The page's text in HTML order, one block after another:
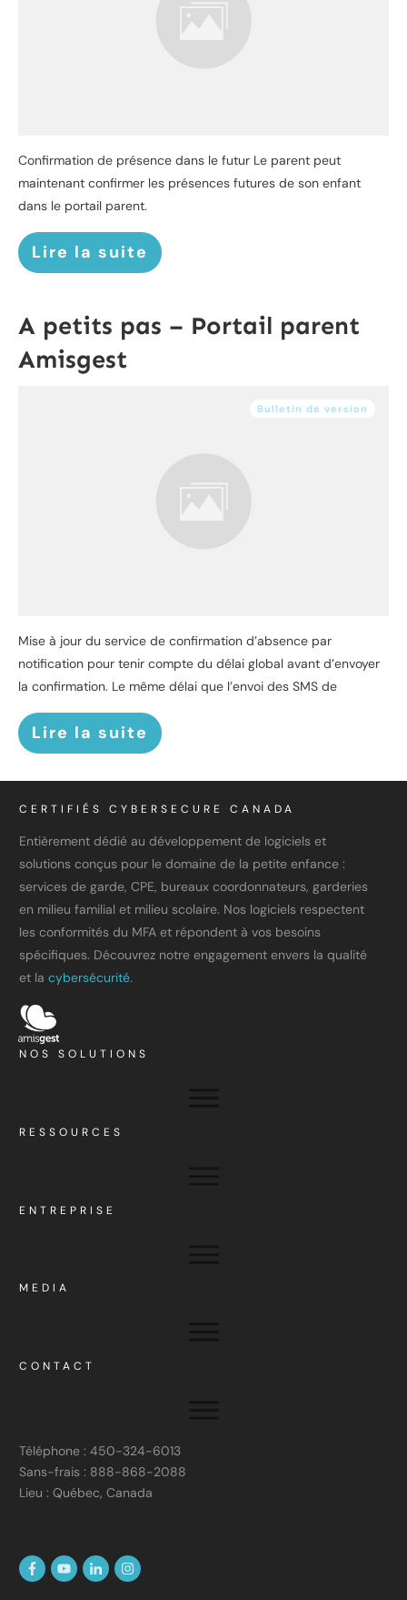
Confirmation de présence dans le futur Le parent peut
maintenant confirmer les présences futures de son enfant
dans le portail parent.
Lire la suite
A petits pas – Portail parent
Amisgest
Bulletin de version
Mise à jour du service de confirmation d’absence par
notification pour tenir compte du délai global avant d’envoyer
la confirmation. Le même délai que l’envoi des SMS de
Lire la suite
CERTIFIÉS CYBERSECURE CANADA
Entièrement dédié au développement de logiciels et
solutions conçus pour le domaine de la petite enfance :
services de garde, CPE, bureaux coordonnateurs, garderies
en milieu familial et milieu scolaire. Nos logiciels respectent
les conformités du MFA et répondent à vos besoins
spécifiques. Découvrez notre engagement envers la qualité
et la cybersécurité.
NOS SOLUTIONS
RESSOURCES
ENTREPRISE
MEDIA
CONTACT
Téléphone : 450-324-6013
Sans-frais : 888-868-2088
Lieu : Québec, Canada